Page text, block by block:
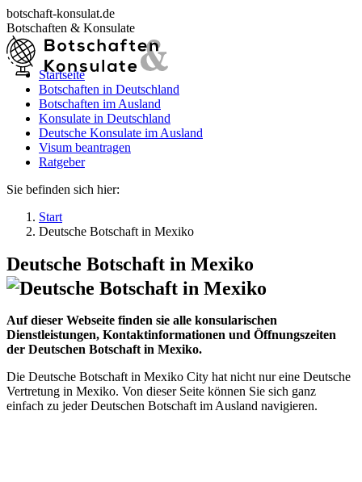
Zum
Inhalt
springen
botschaft-konsulat.de
Botschaften & Konsulate
Startseite
Botschaften in Deutschland
Botschaften im Ausland
Konsulate in Deutschland
Deutsche Konsulate im Ausland
Visum beantragen
Ratgeber
Startseite
Botschaften in Deutschland
Botschaften im Ausland
Konsulate in Deutschland
Deutsche Konsulate im Ausland
Visum beantragen
Ratgeber
Sie befinden sich hier:
Start
Deutsche Botschaft in Mexiko
Deutsche Botschaft in Mexiko
Auf dieser Webseite finden sie alle konsularischen
Dienstleistungen, Kontaktinformationen und Öffnungszeiten
der Deutschen Botschaft in Mexiko.
Die Deutsche Botschaft in Mexiko City hat nicht nur eine Deutsche
Vertretung in Mexiko. Von dieser Seite können Sie sich ganz
einfach zu jeder Deutschen Botschaft im Ausland navigieren.